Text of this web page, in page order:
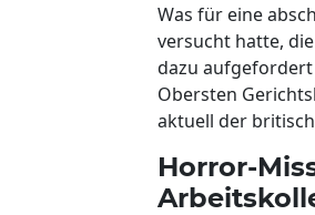
Was für eine
versucht hatte,
dazu aufgefordert
Obersten
aktuell der
Horror-